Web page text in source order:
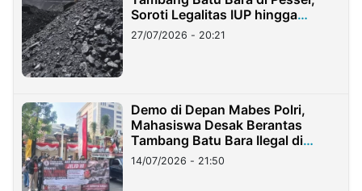
Soroti Legalitas IUP hingga
Stockpile
27/07/2026 - 20:21
Demo di Depan Mabes Polri,
Mahasiswa Desak Berantas
Tambang Batu Bara Ilegal di
Lampung
14/07/2026 - 21:50